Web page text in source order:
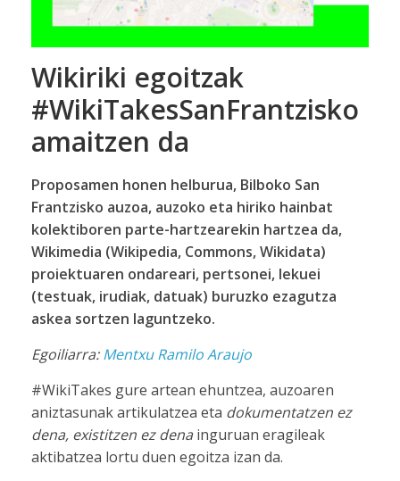
Wikiriki egoitzak
#WikiTakesSanFrantzisko
amaitzen da
Proposamen honen helburua, Bilboko San
Frantzisko auzoa, auzoko eta hiriko hainbat
kolektiboren parte-hartzearekin hartzea da,
Wikimedia (Wikipedia, Commons, Wikidata)
proiektuaren ondareari, pertsonei, lekuei
(testuak, irudiak, datuak) buruzko ezagutza
askea sortzen laguntzeko.
Egoiliarra:Mentxu Ramilo Araujo
#WikiTakes gure artean ehuntzea, auzoaren
aniztasunak artikulatzea eta dokumentatzen ez
dena, existitzen ez dena inguruan eragileak
aktibatzea lortu duen egoitza izan da.